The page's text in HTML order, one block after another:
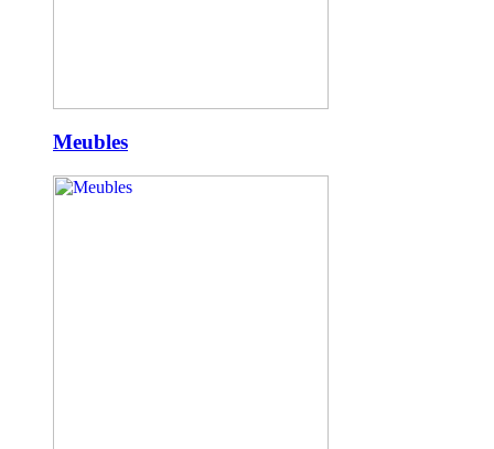
Meubles